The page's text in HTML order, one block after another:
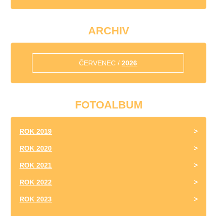
ARCHIV
ČERVENEC /2026
FOTOALBUM
ROK 2019
ROK 2020
ROK 2021
ROK 2022
ROK 2023